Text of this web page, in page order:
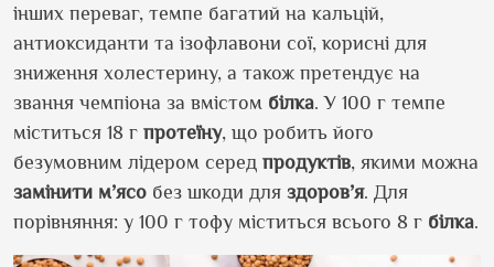
інших переваг, темпе багатий на кальцій,
антиоксиданти та ізофлавони сої, корисні для
зниження холестерину, а також претендує на
звання чемпіона за вмістом білка. У 100 г темпе
міститься 18 г протеїну, що робить його
безумовним лідером серед продуктів, якими можна
замінити м’ясо без шкоди для здоров’я. Для
порівняння: у 100 г тофу міститься всього 8 г білка.